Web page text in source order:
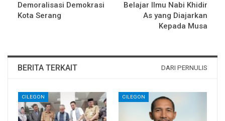
Demoralisasi Demokrasi
Kota Serang
Belajar Ilmu Nabi Khidir
As yang Diajarkan
Kepada Musa
BERITA TERKAIT DARI PERNULIS
CILEGON CILEGON